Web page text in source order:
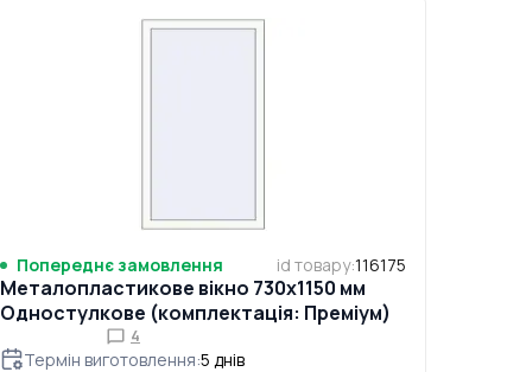
Попереднє замовлення id товару:116175
Металопластикове вікно 730x1150 мм
Одностулкове (комплектація: Преміум)
4
Термін виготовлення:5 днів